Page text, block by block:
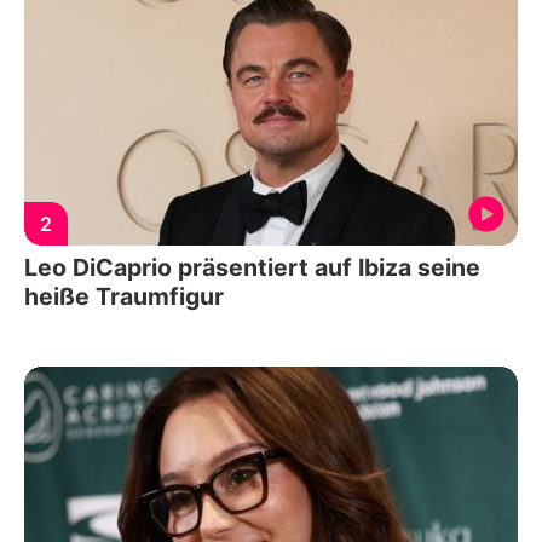
2
Leo DiCaprio präsentiert auf Ibiza seine
heiße Traumfigur